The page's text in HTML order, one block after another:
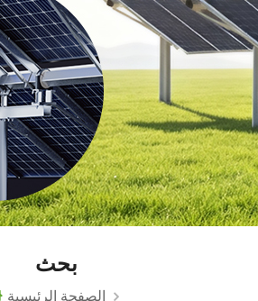
بحث
الصفحة الرئيسية